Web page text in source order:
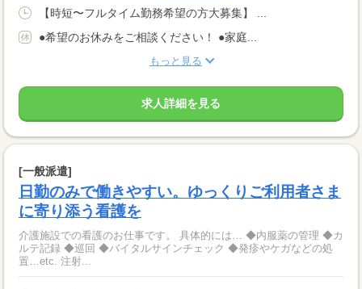
【時短〜フルタイム勤務希望の方大募集】 ...
●希望のお休みをご相談ください！ ●家庭...
もっと見る
求人詳細を見る
[一般派遣]
日勤のみで働きやすい。ゆっくりご利用者さま
に寄り添う看護を
介護施設での看護のお仕事です。 具体的には… ◆内服薬の管理 ◆カ
ルテ記録 ◆巡回 ◆バイタルサインチェック ◆発疹やケガなどの処
置…etc. 注射...